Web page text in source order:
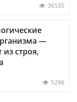
36535
—
из строя,
5296